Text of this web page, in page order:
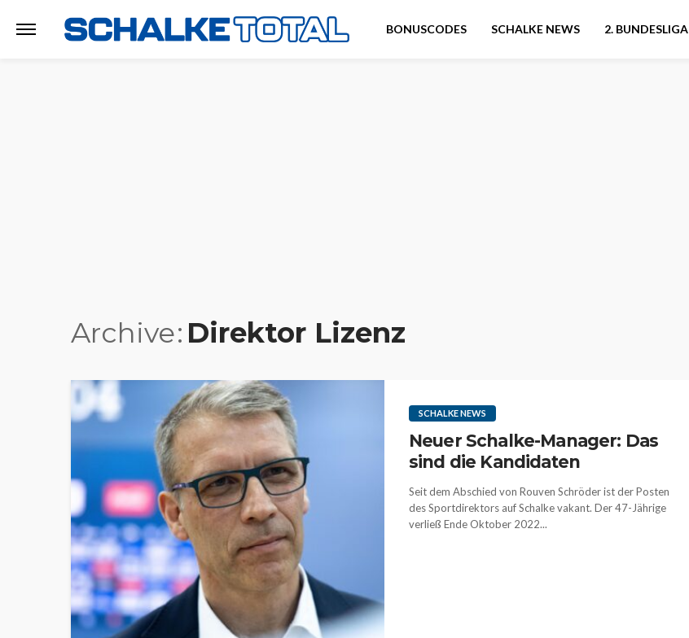
BONUSCODES SCHALKE NEWS 2. BUNDESLIGA
Archive Direktor Lizenz
SCHALKE NEWS
Neuer Schalke-Manager: Das
sind die Kandidaten
Seit dem Abschied von Rouven Schröder ist der Posten
des Sportdirektors auf Schalke vakant. Der 47-Jährige
verließ Ende Oktober 2022...